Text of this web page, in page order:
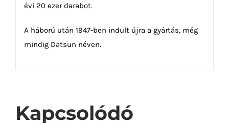
évi 20 ezer darabot.
A háború után 1947-ben indult újra a gyártás, még
mindig Datsun néven.
Kapcsolódó